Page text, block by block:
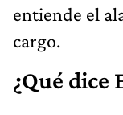
entiende el
cargo.
¿Qué dice